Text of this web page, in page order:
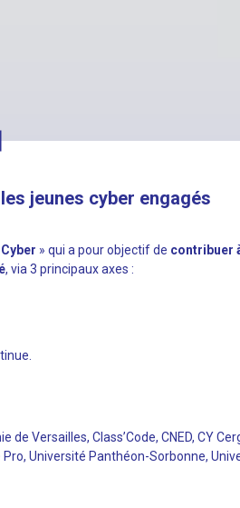
jeunes cyber engagés
» qui a pour objectif de contribuer
, via 3 principaux axes :
de Versailles, Class’Code, CNED, CY
Université Panthéon-Sorbonne,